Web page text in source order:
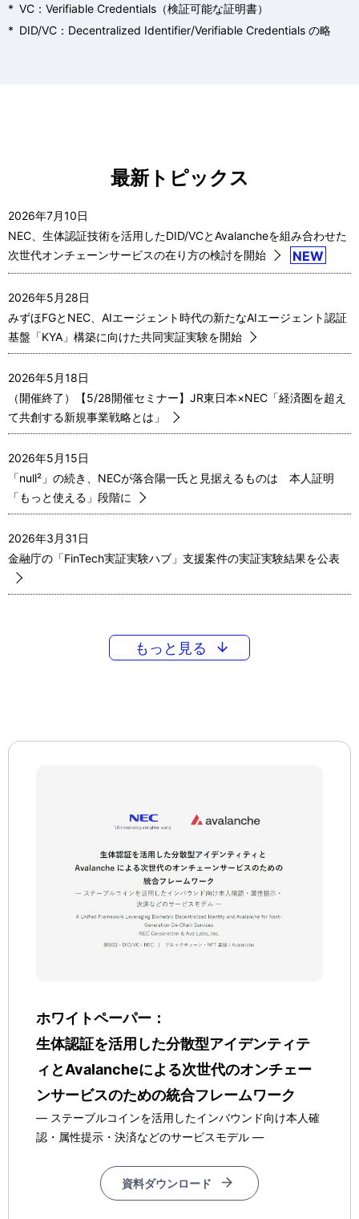
* VC：Verifiable Credentials（検証可能な証明書）
* DID/VC：Decentralized Identifier/Verifiable Credentials の略
最新トピックス
2026年7月10日
NEC、生体認証技術を活用したDID/VCとAvalancheを組み合わせた
次世代オンチェーンサービスの在り方の検討を開始
NEW
2026年5月28日
みずほFGとNEC、AIエージェント時代の新たなAIエージェント認証
基盤「KYA」構築に向けた共同実証実験を開始
2026年5月18日
（開催終了）【5/28開催セミナー】JR東日本×NEC「経済圏を超え
て共創する新規事業戦略とは」
2026年5月15日
「null²」の続き、NECが落合陽一氏と見据えるものは 本人証明
「もっと使える」段階に
2026年3月31日
金融庁の「FinTech実証実験ハブ」支援案件の実証実験結果を公表
もっと見る
ホワイトペーパー：
生体認証を活用した分散型アイデンティテ
ィとAvalancheによる次世代のオンチェー
ンサービスのための統合フレームワーク
― ステーブルコインを活用したインバウンド向け本人確
認・属性提示・決済などのサービスモデル ―
資料ダウンロード